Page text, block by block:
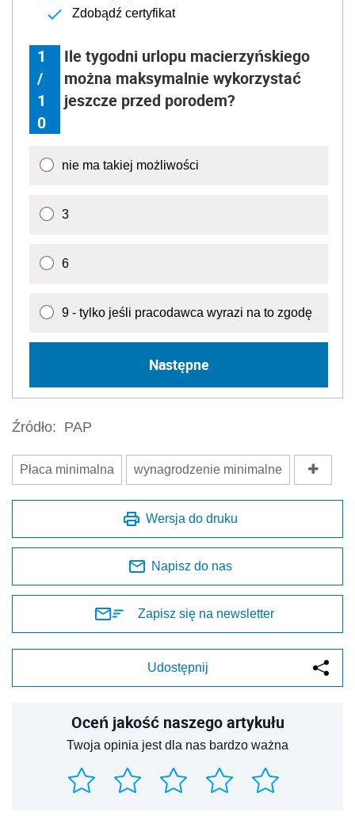
Zdobądź certyfikat
1
/
1
0
Ile tygodni urlopu macierzyńskiego
można maksymalnie wykorzystać
jeszcze przed porodem?
nie ma takiej możliwości
3
6
9 - tylko jeśli pracodawca wyrazi na to zgodę
Następne
Źródło: PAP
Płaca minimalna wynagrodzenie minimalne
Wersja do druku
Napisz do nas
Zapisz się na newsletter
Udostępnij
Oceń jakość naszego artykułu
Twoja opinia jest dla nas bardzo ważna